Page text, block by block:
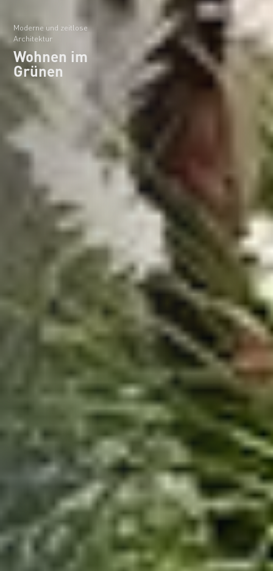
Moderne und zeitlose
Architektur
Wohnen im
Grünen